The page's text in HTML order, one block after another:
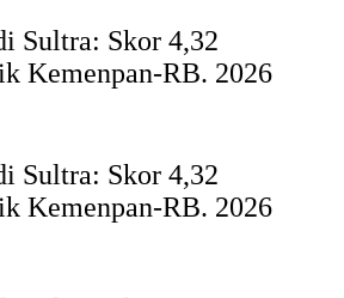
Sultra: Skor 4,32
Kemenpan-RB. 2026
Sultra: Skor 4,32
Kemenpan-RB. 2026